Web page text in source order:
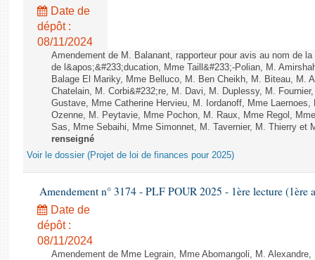
Date de
dépôt :
08/11/2024
Amendement de M. Balanant, rapporteur pour avis au nom de
de l&apos;&#233;ducation, Mme Taill&#233;-Polian, M.
Balage El Mariky, Mme Belluco, M. Ben Cheikh, M. Biteau, M.
Chatelain, M. Corbi&#232;re, M. Davi, M. Duplessy, M.
Gustave, Mme Catherine Hervieu, M. Iordanoff, Mme
Ozenne, M. Peytavie, Mme Pochon, M. Raux, Mme Regol,
Sas, Mme Sebaihi, Mme Simonnet, M. Tavernier, M. Thierry et
renseigné
Voir le dossier (Projet de loi de finances pour 2025)
Amendement n° 3174 - PLF POUR 2025 - 1ère lecture (1ère
Date de
dépôt :
08/11/2024
Amendement de Mme Legrain, Mme Abomangoli, M.